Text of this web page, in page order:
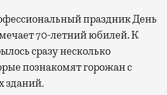
70-летний юбилей. К
сразу несколько
познакомят горожан с
зданий.